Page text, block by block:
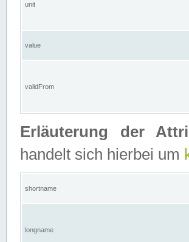
unit
value
validFrom
Erläuterung der
handelt sich hierbei um
shortname
longname